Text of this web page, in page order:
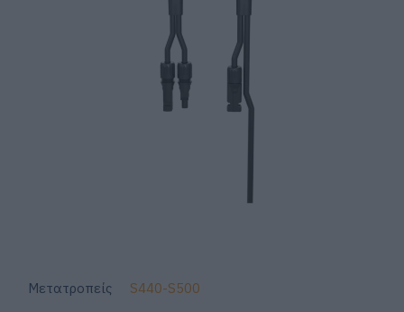
S440-S500
Μετατροπείς